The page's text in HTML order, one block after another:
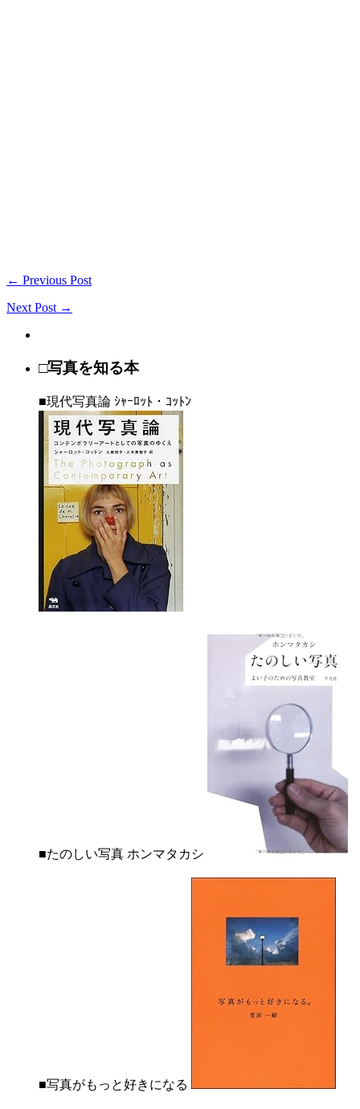
← Previous Post
Next Post →
□写真を知る本
■現代写真論 ｼｬｰﾛｯﾄ・ｺｯﾄﾝ
■たのしい写真 ホンマタカシ
■写真がもっと好きになる